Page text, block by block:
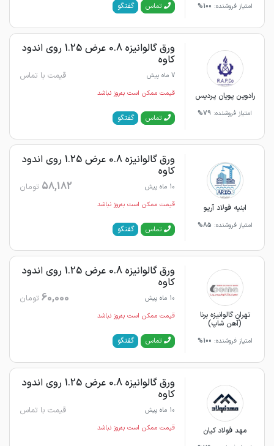
امتیاز فروشنده: 100% تماس گفتگو
رادوین پویان پردیس
امتیاز فروشنده: 79%
ورق گالوانیزه 0.8 عرض 1.25 روی اندود
کاوه
7 ماه پیش قیمت با تماس
قیمت ممکن است به‌روز نباشد
تماس گفتگو
ابنیه فولاد آریو
امتیاز فروشنده: 85%
ورق گالوانیزه 0.8 عرض 1.25 روی اندود
کاوه
10 ماه پیش 58,182 تومان
قیمت ممکن است به‌روز نباشد
تماس گفتگو
تهران گالوانیزه برنا
(آهن شاپ)
امتیاز فروشنده: 100%
ورق گالوانیزه 0.8 عرض 1.25 روی اندود
کاوه
10 ماه پیش 60,000 تومان
قیمت ممکن است به‌روز نباشد
تماس گفتگو
مهد فولاد کیان
ورق گالوانیزه 0.8 عرض 1.25 روی اندود
کاوه
10 ماه پیش قیمت با تماس
قیمت ممکن است به‌روز نباشد